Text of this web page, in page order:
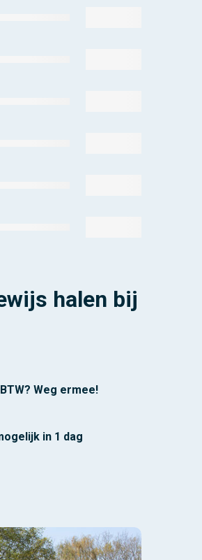
halen bij
Weg ermee!
in 1 dag